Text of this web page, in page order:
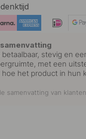
stevig en
met een
het product in hun
samenvatting van